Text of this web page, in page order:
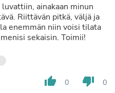
ainakaan minun
Riittävän pitkä, väljä ja
enemmän niin voisi tilata
sekaisin. Toimii!
thumb_up 0 thumb_down 0